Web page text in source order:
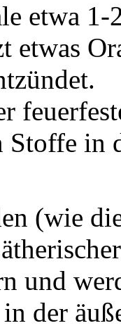
etwa
etwas
Stoffe in
(wie
und
der